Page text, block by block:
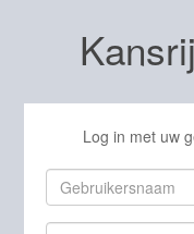
Log in met uw